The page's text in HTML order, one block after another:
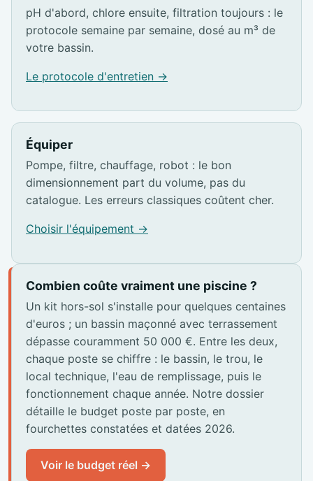
pH d'abord, chlore ensuite, filtration toujours : le
protocole semaine par semaine, dosé au m³ de
votre bassin.
Le protocole d'entretien →
Équiper
Pompe, filtre, chauffage, robot : le bon
dimensionnement part du volume, pas du
catalogue. Les erreurs classiques coûtent cher.
Choisir l'équipement →
Combien coûte vraiment une piscine ?
Un kit hors-sol s'installe pour quelques centaines
d'euros ; un bassin maçonné avec terrassement
dépasse couramment 50 000 €. Entre les deux,
chaque poste se chiffre : le bassin, le trou, le
local technique, l'eau de remplissage, puis le
fonctionnement chaque année. Notre dossier
détaille le budget poste par poste, en
fourchettes constatées et datées 2026.
Voir le budget réel →